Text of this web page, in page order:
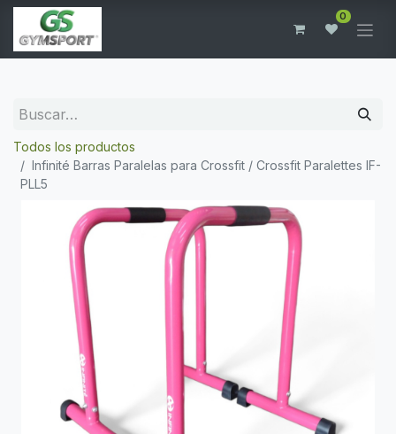
0
Todos los productos
Infinité Barras Paralelas para Crossfit / Crossfit Paralettes IF-
PLL5